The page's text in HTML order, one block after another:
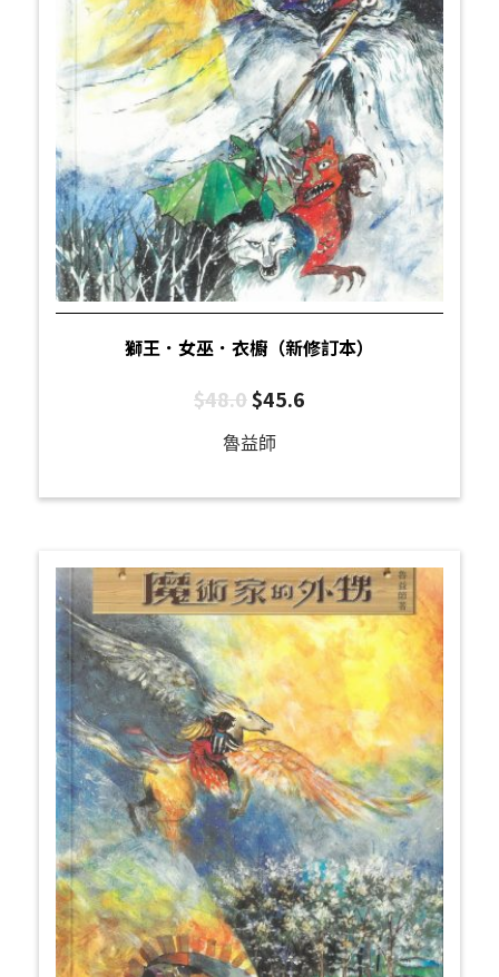
獅王．女巫．衣櫥（新修訂本）
$48.0$45.6
魯益師